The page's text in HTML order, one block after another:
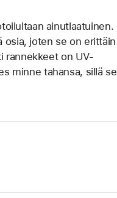
ainut­laatuinen.
osia, joten se on erittäin
rannekkeet on UV-
minne tahansa, sillä se